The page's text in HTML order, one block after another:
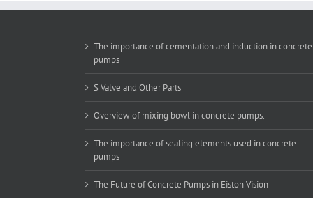
The importance of cementation and induction in concrete
pumps
S Valve and Other Parts
Overview of mixing bowl in concrete pumps.
The importance of sealing elements used in concrete
pumps
The Future of Concrete Pumps in Eiston Vision